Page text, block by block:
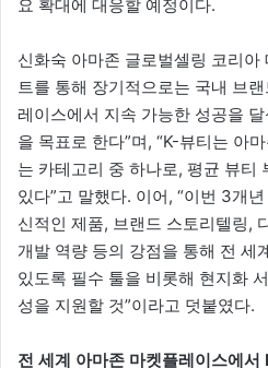
요 확대에 대응할 예정이다.
신화숙 아마존 글로벌셀링 코리아
트를 통해 장기적으로는 국내 브
레이스에서 지속 가능한 성공을
을 목표로 한다”며, “K-뷰티는 아
는 카테고리 중 하나로, 평균 뷰티
있다”고 말했다. 이어, “이번 3개
신적인 제품, 브랜드 스토리텔링,
개발 역량 등의 강점을 통해 전 세
있도록 필수 툴을 비롯해 현지화
성을 지원할 것”이라고 덧붙였다.
전 세계 아마존 마켓플레이스에서